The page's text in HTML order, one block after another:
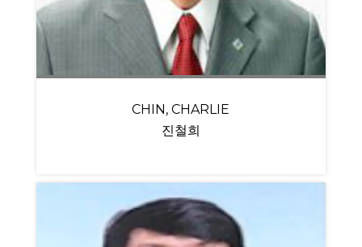
CHIN, CHARLIE
진철희